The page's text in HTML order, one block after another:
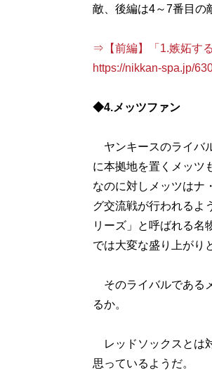
敵、後編は4～7番目の
⇒【前編】「1.嫉妬す
https://nikkan-spa.jp/
◆4.メッツファン
ヤンキースのライバ
に本拠地を置くメッツ
なのに対しメッツはナ
グ交流戦が行われるよ
リーズ」と呼ばれる名
では大変な盛り上がり
そのライバルである
るか。
レッドソックスとは
思っているようだ。